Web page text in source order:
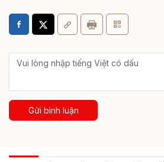
Gửi bình luận